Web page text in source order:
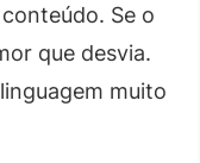
Se o
que desvia.
muito